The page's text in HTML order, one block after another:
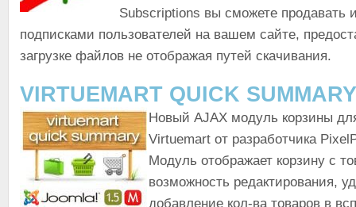
Subscriptions вы сможете продавать
подписками пользователей на вашем сайте,
загрузке файлов не отображая путей скачивания.
VIRTUEMART QUICK SUMMARY
Новый AJAX модуль корзины
Virtuemart от разработчика
Модуль отображает корзину с
возможность редактирования,
добавление кол-ва товаров в